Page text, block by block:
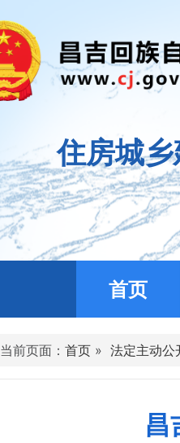
住房城
首页
当前页面： 首页 » 法定主动公
昌